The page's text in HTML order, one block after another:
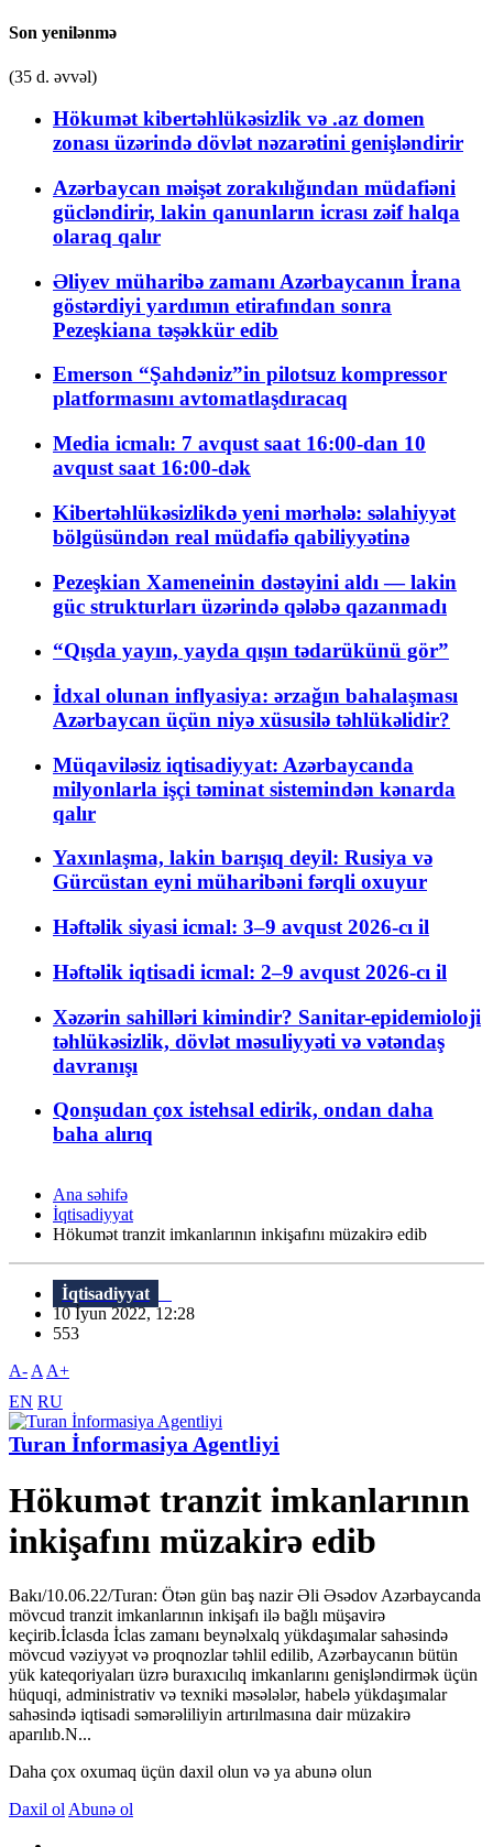
Son yenilənmə
(35 d. əvvəl)
Hökumət kibertəhlükəsizlik və .az domen
zonası üzərində dövlət nəzarətini genişləndirir
Azərbaycan məişət zorakılığından müdafiəni
gücləndirir, lakin qanunların icrası zəif halqa
olaraq qalır
Əliyev müharibə zamanı Azərbaycanın İrana
göstərdiyi yardımın etirafından sonra
Pezeşkiana təşəkkür edib
Emerson “Şahdəniz”in pilotsuz kompressor
platformasını avtomatlaşdıracaq
Media icmalı: 7 avqust saat 16:00-dan 10
avqust saat 16:00-dək
Kibertəhlükəsizlikdə yeni mərhələ: səlahiyyət
bölgüsündən real müdafiə qabiliyyətinə
Pezeşkian Xameneinin dəstəyini aldı — lakin
güc strukturları üzərində qələbə qazanmadı
“Qışda yayın, yayda qışın tədarükünü gör”
İdxal olunan inflyasiya: ərzağın bahalaşması
Azərbaycan üçün niyə xüsusilə təhlükəlidir?
Müqaviləsiz iqtisadiyyat: Azərbaycanda
milyonlarla işçi təminat sistemindən kənarda
qalır
Yaxınlaşma, lakin barışıq deyil: Rusiya və
Gürcüstan eyni müharibəni fərqli oxuyur
Həftəlik siyasi icmal: 3–9 avqust 2026-cı il
Həftəlik iqtisadi icmal: 2–9 avqust 2026-cı il
Xəzərin sahilləri kimindir? Sanitar-epidemioloji
təhlükəsizlik, dövlət məsuliyyəti və vətəndaş
davranışı
Qonşudan çox istehsal edirik, ondan daha
baha alırıq
Ana səhifə
İqtisadiyyat
Hökumət tranzit imkanlarının inkişafını müzakirə edib
İqtisadiyyat
10 İyun 2022, 12:28
553
A- A A+
EN RU
Turan İnformasiya Agentliyi
Hökumət tranzit imkanlarının
inkişafını müzakirə edib
Bakı/10.06.22/Turan: Ötən gün baş nazir Əli Əsədov Azərbaycanda
mövcud tranzit imkanlarının inkişafı ilə bağlı müşavirə
keçirib.İclasda İclas zamanı beynəlxalq yükdaşımalar sahəsində
mövcud vəziyyət və proqnozlar təhlil edilib, Azərbaycanın bütün
yük kateqoriyaları üzrə buraxıcılıq imkanlarını genişləndirmək üçün
hüquqi, administrativ və texniki məsələlər, habelə yükdaşımalar
sahəsində iqtisadi səmərəliliyin artırılmasına dair müzakirə
aparılıb.N...
Daha çox oxumaq üçün daxil olun və ya abunə olun
Daxil ol Abunə ol